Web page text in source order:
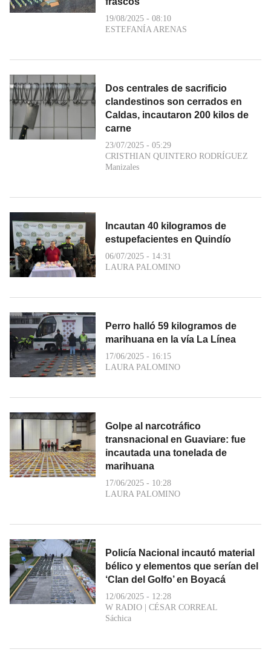
19/08/2025 - 08:10
ESTEFANÍA ARENAS
Dos centrales de sacrificio
clandestinos son cerrados en
Caldas, incautaron 200 kilos de
carne
23/07/2025 - 05:29
CRISTHIAN QUINTERO RODRÍGUEZ
Manizales
Incautan 40 kilogramos de
estupefacientes en Quindío
06/07/2025 - 14:31
LAURA PALOMINO
Perro halló 59 kilogramos de
marihuana en la vía La Línea
17/06/2025 - 16:15
LAURA PALOMINO
Golpe al narcotráfico
transnacional en Guaviare: fue
incautada una tonelada de
marihuana
17/06/2025 - 10:28
LAURA PALOMINO
Policía Nacional incautó material
bélico y elementos que serían del
‘Clan del Golfo’ en Boyacá
12/06/2025 - 12:28
W RADIO
CÉSAR CORREAL
Sáchica